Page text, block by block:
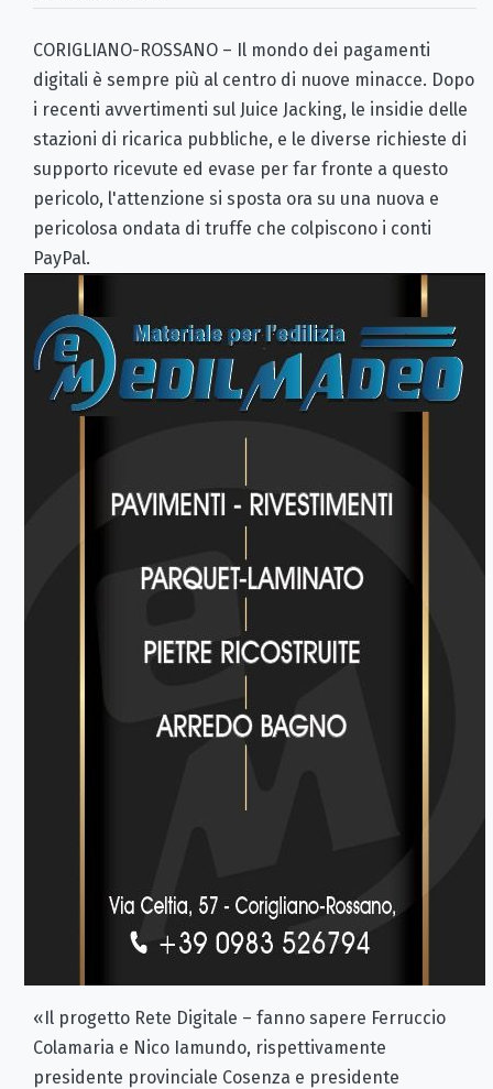
CORIGLIANO-ROSSANO – Il mondo dei pagamenti
digitali è sempre più al centro di nuove minacce. Dopo
i recenti avvertimenti sul Juice Jacking, le insidie delle
stazioni di ricarica pubbliche, e le diverse richieste di
supporto ricevute ed evase per far fronte a questo
pericolo, l'attenzione si sposta ora su una nuova e
pericolosa ondata di truffe che colpiscono i conti
PayPal.
«Il progetto Rete Digitale – fanno sapere Ferruccio
Colamaria e Nico Iamundo, rispettivamente
presidente provinciale Cosenza e presidente